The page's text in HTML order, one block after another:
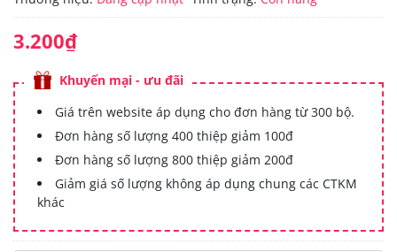
3.200₫
Khuyến mại - ưu đãi
Giá trên website áp dụng cho đơn hàng từ 300 bộ.
Đơn hàng số lượng 400 thiệp giảm 100đ
Đơn hàng số lượng 800 thiệp giảm 200đ
Giảm giá số lượng không áp dụng chung các CTKM
khác